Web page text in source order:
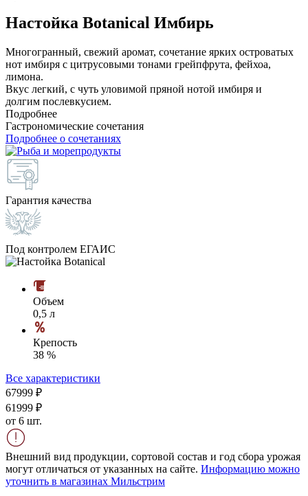
Настойка Botanical Имбирь
Многогранный, свежий аромат, сочетание ярких островатых
нот имбиря с цитрусовыми тонами грейпфрута, фейхоа,
лимона.
Вкус легкий, с чуть уловимой пряной нотой имбиря и
долгим послевкусием.
Подробнее
Гастрономические сочетания
Подробнее о сочетаниях
Гарантия качества
Под контролем ЕГАИС
Объем
0,5 л
Крепость
38 %
Все характеристики
67999 ₽
61999 ₽
от 6 шт.
Внешний вид продукции, сортовой состав и год сбора урожая
могут отличаться от указанных на сайте. Информацию можно
уточнить в магазинах Мильстрим